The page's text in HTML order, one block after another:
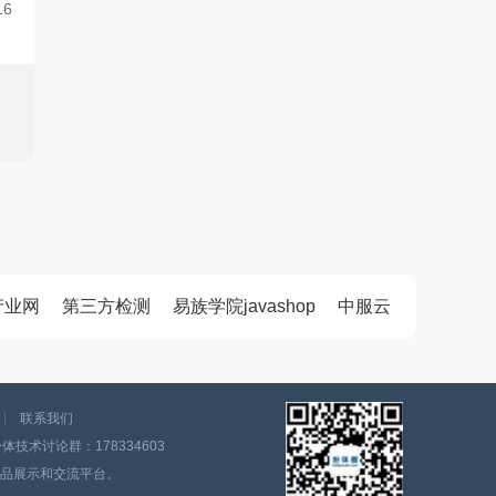
网 第三方检测 易族学院javashop 中服云
联系我们
技术讨论群：178334603
展示和交流平台。